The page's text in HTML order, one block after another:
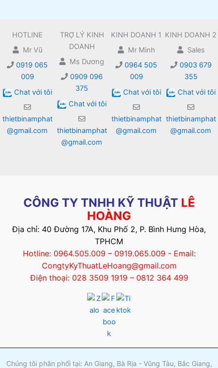
HOTLINE
Mr Vũ
0919 065
009
Chat với tôi
thietbinamphat
@gmail.com
TRỢ LÝ KINH
DOANH
Ms Dương
0909 096
375
Chat với tôi
thietbinamphat
@gmail.com
KINH DOANH 1
Mr Minh
0964 505
009
Chat với tôi
thietbinamphat
@gmail.com
KINH DOANH 2
Sales
0903 679
355
Chat với tôi
thietbinamphat
@gmail.com
CÔNG TY TNHH KỸ THUẬT LÊ
HOÀNG
Địa chỉ: 40 Đường 17A, Khu Phố 2, P. Bình Hưng Hòa,
TPHCM
Hotline: 0964.505.009 – 0919.065.009 - Email:
CongtyKyThuatLeHoang@gmail.com
Điện thoại: 028 3509 1919 – 0812 364 499
Chúng tôi phân phối tại: An Giang, Bà Rịa - Vũng Tàu, Bắc Giang,